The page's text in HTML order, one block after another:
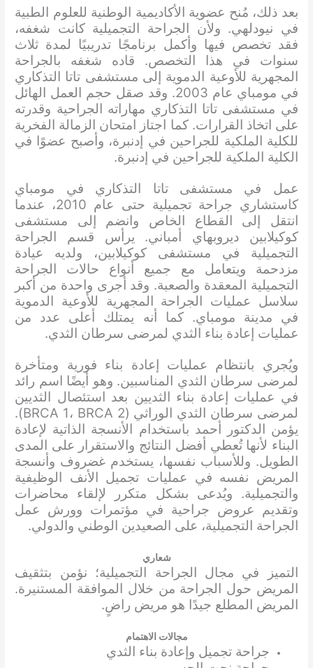
بعد ذلك، مُنح عضوية الأكاديمية الوطنية للعلوم الطبية
في نيودلهي. ولأن الجراحة التجميلية كانت شغفه،
فقد تخصص فيها وأكمل برنامجًا تدريبيًا لمدة ثلاث
سنوات في هذا التخصص. قاده شغفه بالجراحة
المجهرية للأوعية الدموية إلى مستشفى تاتا التذكاري
في مومباي عام 2003. وقد صقل حجم العمل الهائل
في مستشفى تاتا التذكاري مهاراته الجراحية وقدرته
على اتخاذ القرارات. كما اجتاز امتحان الزمالة الفخرية
للكلية الملكية للجراحين في إدنبرة، وأصبح عضوًا في
الكلية الملكية للجراحين في إدنبرة.
عمل في مستشفى تاتا التذكاري في مومباي
كاستشاري جراحة تجميلية حتى عام 2010، عندما
انتقل إلى القطاع الخاص وانضم إلى مستشفى
كوكيلابين ديروبهاي أمباني. يرأس قسم الجراحة
التجميلية في مستشفى كوكيلابين، ولديه عيادة
مزدحمة ويتعامل مع جميع أنواع حالات الجراحة
التجميلية المعقدة والصعبة. وقد أجرى واحدة من أكبر
سلاسل عمليات الجراحة المجهرية للأوعية الدموية
في مدينة مومباي. كما أنه يمتلك أعلى عدد من
عمليات إعادة بناء الثدي لمرضى سرطان الثدي.
ويُجري بانتظام عمليات إعادة بناء فورية ومتأخرة
لمرضى سرطان الثدي المناسبين. وهو أيضًا اسم رائد
في عمليات إعادة بناء الثديين بعد استئصال الثديين
لمرضى سرطان الثدي الوراثي (BRCA 1، BRCA 2).
يؤمن الدكتور أحمد باستخدام الأنسجة الذاتية لإعادة
البناء لأنها تُعطي أفضل النتائج والاستقرار على المدى
الطويل. وللأسباب نفسها، يستخدم غضروف وأنسجة
المريض نفسه في عمليات تجميل الأنف الوظيفية
والتجميلية. ويُدعى بشكل متكرر لإلقاء محاضرات
وتقديم عروض جراحية في مؤتمرات وورش عمل
الجراحة التجميلية، على الصعيدين الوطني والدولي.
شعاري
التميز في مجال الجراحة التجميلية؛ نؤمن بتثقيف
المريض حول الجراحة من خلال الموافقة المستنيرة.
المريض المطلع جيدًا هو مريض راضٍ.
مجالات الاهتمام
جراحة تجميل وإعادة بناء الثدي